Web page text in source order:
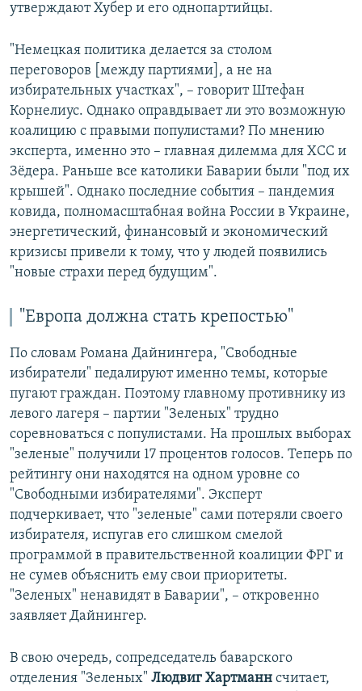
утверждают Хубер и его однопартийцы.
"Немецкая политика делается за столом
переговоров [между партиями], а не на
избирательных участках", – говорит Штефан
Корнелиус. Однако оправдывает ли это возможную
коалицию с правыми популистами? По мнению
эксперта, именно это – главная дилемма для ХСС и
Зёдера. Раньше все католики Баварии были "под их
крышей". Однако последние события – пандемия
ковида, полномасштабная война России в Украине,
энергетический, финансовый и экономический
кризисы привели к тому, что у людей появились
"новые страхи перед будущим".
"Европа должна стать крепостью"
По словам Романа Дайнингера, "Свободные
избиратели" педалируют именно темы, которые
пугают граждан. Поэтому главному противнику из
левого лагеря – партии "Зеленых" трудно
соревноваться с популистами. На прошлых выборах
"зеленые" получили 17 процентов голосов. Теперь по
рейтингу они находятся на одном уровне со
"Свободными избирателями". Эксперт
подчеркивает, что "зеленые" сами потеряли своего
избирателя, испугав его слишком смелой
программой в правительственной коалиции ФРГ и
не сумев объяснить ему свои приоритеты.
"Зеленых" ненавидят в Баварии", – откровенно
заявляет Дайнингер.
В свою очередь, сопредседатель баварского
отделения "Зеленых" Людвиг Хартманн считает,